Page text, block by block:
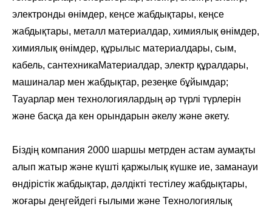
электронды өнімдер, кеңсе жабдықтары, кеңсе
жабдықтары, металл материалдар, химиялық өнімдер,
химиялық өнімдер, құрылыс материалдары, сым,
кабель, сантехникаМатериалдар, электр құралдары,
машиналар мен жабдықтар, резеңке бұйымдар;
Тауарлар мен технологиялардың әр түрлі түрлерін
және басқа да кен орындарын әкелу және әкету.
Біздің компания 2000 шаршы метрден астам аумақты
алып жатыр және күшті қаржылық күшке ие, заманауи
өндірістік жабдықтар, дәлдікті тестілеу жабдықтары,
жоғары деңгейдегі ғылыми және Технологиялық